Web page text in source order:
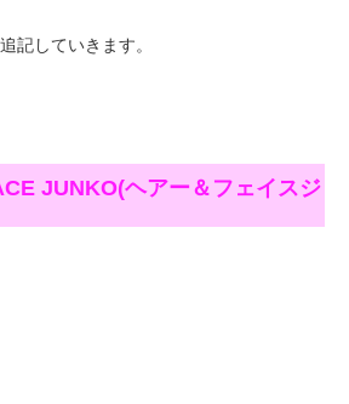
記していきます。
JUNKO(ヘアー＆フェイスジ